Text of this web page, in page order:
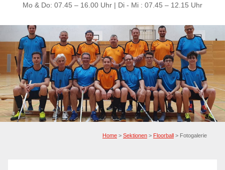
Mo & Do: 07.45 – 16.00 Uhr | Di - Mi : 07.45 – 12.15 Uhr
Home > Sektionen > Floorball > Fotogalerie